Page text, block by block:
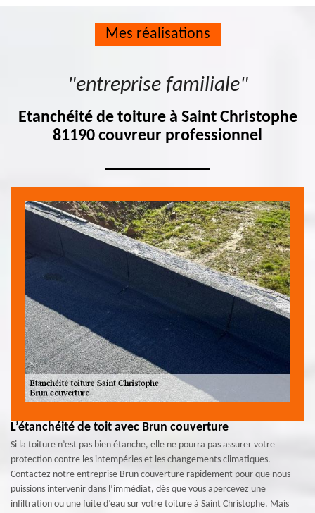
Mes réalisations
"entreprise familiale"
Etanchéité de toiture à Saint Christophe
81190 couvreur professionnel
L’étanchéité de toit avec Brun couverture
Si la toiture n’est pas bien étanche, elle ne pourra pas assurer votre
protection contre les intempéries et les changements climatiques.
Contactez notre entreprise Brun couverture rapidement pour que nous
puissions intervenir dans l’immédiat, dès que vous apercevez une
infiltration ou une fuite d’eau sur votre toiture à Saint Christophe. Mais